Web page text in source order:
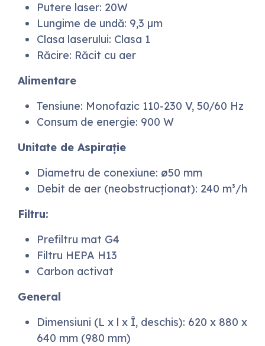
Putere laser: 20W
Lungime de undă: 9,3 µm
Clasa laserului: Clasa 1
Răcire: Răcit cu aer
Alimentare
Tensiune: Monofazic 110-230 V, 50/60 Hz
Consum de energie: 900 W
Unitate de Aspirație
Diametru de conexiune: ø50 mm
Debit de aer (neobstrucționat): 240 m³/h
Filtru:
Prefiltru mat G4
Filtru HEPA H13
Carbon activat
General
Dimensiuni (L x l x Î, deschis): 620 x 880 x
640 mm (980 mm)